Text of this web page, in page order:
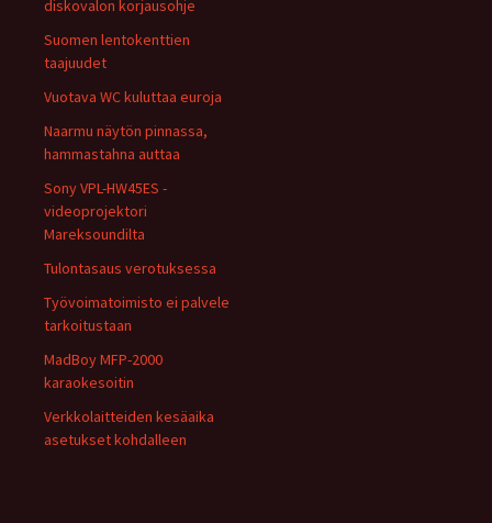
diskovalon korjausohje
Suomen lentokenttien
taajuudet
Vuotava WC kuluttaa euroja
Naarmu näytön pinnassa,
hammastahna auttaa
Sony VPL-HW45ES -
videoprojektori
Mareksoundilta
Tulontasaus verotuksessa
Työvoimatoimisto ei palvele
tarkoitustaan
MadBoy MFP-2000
karaokesoitin
Verkkolaitteiden kesäaika
asetukset kohdalleen